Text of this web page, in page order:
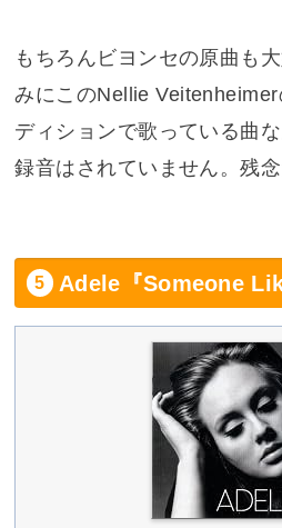
もちろんビヨンセの原曲も
みにこのNellie
ディションで歌っている曲
録音はされていません。残念
Adele『Someone